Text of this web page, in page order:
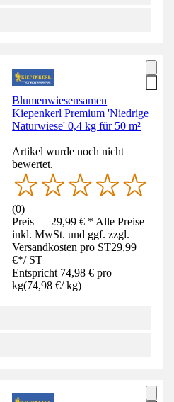
Blumenwiesensamen
Kiepenkerl Premium 'Niedrige
Naturwiese' 0,4 kg für 50 m²
Artikel wurde noch nicht
bewertet.
(0)
Preis — 29,99 € * Alle Preise
inkl. MwSt. und ggf. zzgl.
Versandkosten pro ST29,99
€*/ ST
Entspricht 74,98 € pro
kg(74,98 €/ kg)